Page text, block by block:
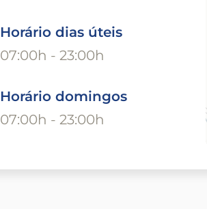
Horário dias úteis
07:00h - 23:00h
Horário domingos
07:00h - 23:00h